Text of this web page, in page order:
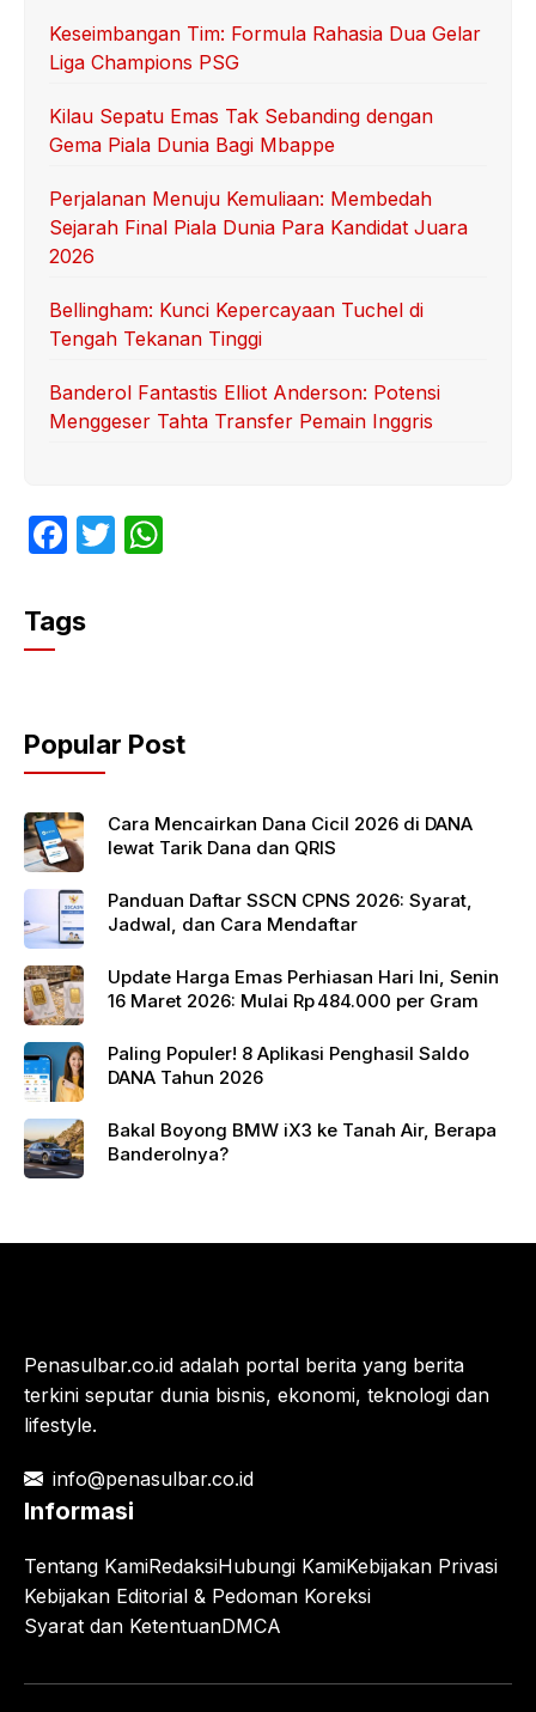
Keseimbangan Tim: Formula Rahasia Dua Gelar
Liga Champions PSG
Kilau Sepatu Emas Tak Sebanding dengan
Gema Piala Dunia Bagi Mbappe
Perjalanan Menuju Kemuliaan: Membedah
Sejarah Final Piala Dunia Para Kandidat Juara
2026
Bellingham: Kunci Kepercayaan Tuchel di
Tengah Tekanan Tinggi
Banderol Fantastis Elliot Anderson: Potensi
Menggeser Tahta Transfer Pemain Inggris
F
c
e
o
o
k
T
p
p
Tags
Popular Post
Cara Mencairkan Dana Cicil 2026 di DANA
lewat Tarik Dana dan QRIS
Panduan Daftar SSCN CPNS 2026: Syarat,
Jadwal, dan Cara Mendaftar
Update Harga Emas Perhiasan Hari Ini, Senin
16 Maret 2026: Mulai Rp 484.000 per Gram
Paling Populer! 8 Aplikasi Penghasil Saldo
DANA Tahun 2026
Bakal Boyong BMW iX3 ke Tanah Air, Berapa
Banderolnya?
Penasulbar.co.id adalah portal berita yang berita
terkini seputar dunia bisnis, ekonomi, teknologi dan
lifestyle.
info@penasulbar.co.id
Informasi
Tentang KamiRedaksiHubungi KamiKebijakan Privasi
Kebijakan Editorial & Pedoman Koreksi
Syarat dan KetentuanDMCA